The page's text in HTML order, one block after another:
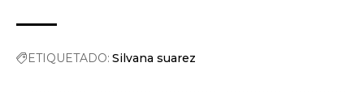
ETIQUETADO: Silvana suarez